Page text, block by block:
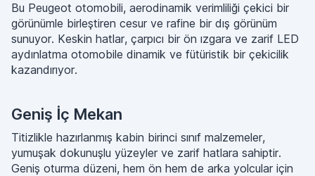
Bu Peugeot otomobili, aerodinamik verimliliği çekici bir
görünümle birleştiren cesur ve rafine bir dış görünüm
sunuyor. Keskin hatlar, çarpıcı bir ön ızgara ve zarif LED
aydınlatma otomobile dinamik ve fütüristik bir çekicilik
kazandırıyor.
Geniş İç Mekan
Titizlikle hazırlanmış kabin birinci sınıf malzemeler,
yumuşak dokunuşlu yüzeyler ve zarif hatlara sahiptir.
Geniş oturma düzeni, hem ön hem de arka yolcular için